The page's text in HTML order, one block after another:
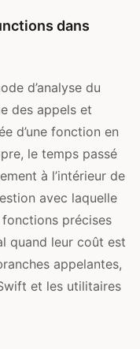
dans
d’analyse du
des appels et
d’une fonction en
le temps passé
à l’intérieur de
avec laquelle
précises
quand leur coût est
appelantes,
et les utilitaires